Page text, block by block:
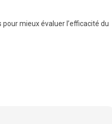
pour mieux évaluer l’efficacité du